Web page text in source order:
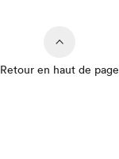
Retour en haut de page